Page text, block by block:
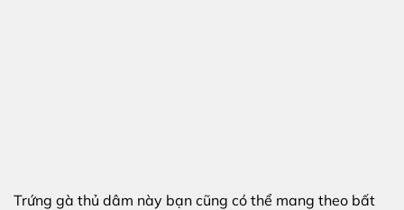
Trứng gà thủ dâm này bạn cũng có thể mang theo bất